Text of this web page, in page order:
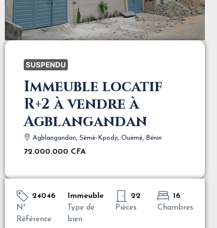
SUSPENDU
Immeuble locatif
R+2 à vendre à
Agblangandan
Agblangandan, Sèmè-Kpodji, Ouémé, Bénin
72.000.000 CFA
24046
N°
Référence
Immeuble
Type de
bien
22
Pièces
16
Chambres